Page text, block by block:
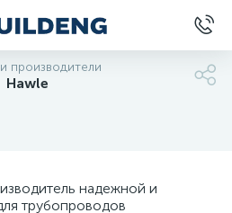
производители
Hawle
надежной и
трубопроводов